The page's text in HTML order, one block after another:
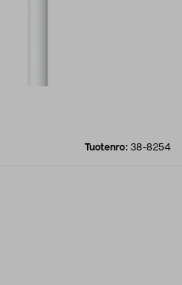
Tuotenro: 38-8254